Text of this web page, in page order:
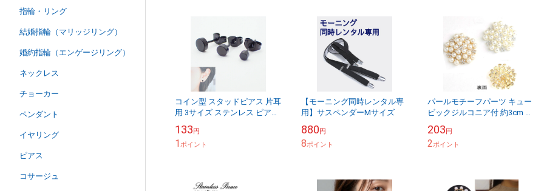
指輪・リング
結婚指輪（マリッジリング）
婚約指輪（エンゲージリング）
ネックレス
チョーカー
ペンダント
イヤリング
ピアス
コサージュ
コイン型 スタッドピアス 片耳
用 3サイズ ステンレス ピアス
133円
1ポイント
【モーニング同時レンタル専
用】サスペンダーMサイズ
880円
8ポイント
パールモチーフパーツ キュー
ビックジルコニア付 約3cm フ
203円
2ポイント